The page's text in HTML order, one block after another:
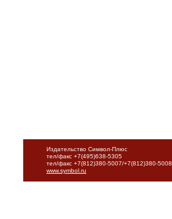
Издательство Символ-Плюс
тел/факс +7(495)638-5305
тел/факс +7(812)380-5007/+7(812)380-5008
www.symbol.ru